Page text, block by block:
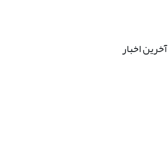
آخرین اخبار